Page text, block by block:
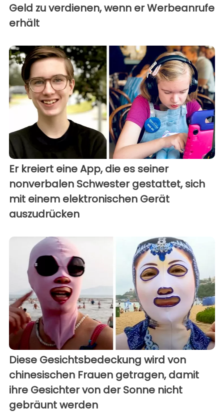
Geld zu verdienen, wenn er Werbeanrufe
erhält
Er kreiert eine App, die es seiner
nonverbalen Schwester gestattet, sich
mit einem elektronischen Gerät
auszudrücken
Diese Gesichtsbedeckung wird von
chinesischen Frauen getragen, damit
ihre Gesichter von der Sonne nicht
gebräunt werden